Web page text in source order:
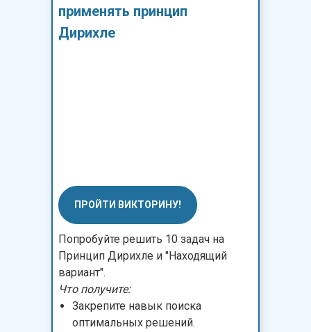
применять принцип
Дирихле
Попробуйте решить 10 задач на
Принцип Дирихле и "Находящий
вариант".
Что получите:
Закрепите навык поиска
оптимальных решений.
ПРОЙТИ ВИКТОРИНУ!